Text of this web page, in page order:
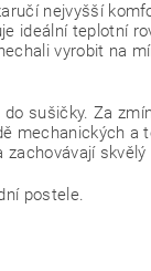
nejvyšší
ideální teplotní
vyrobit na
sušičky. Za
mechanických a
postele.